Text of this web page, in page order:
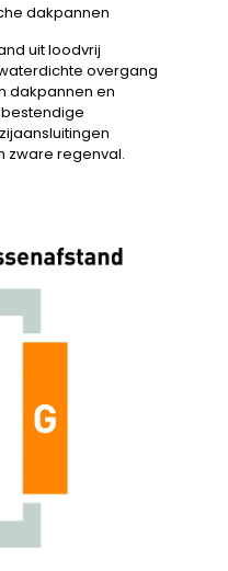
dakpannen
uit loodvrij
overgang
dakpannen en
zware regenval.